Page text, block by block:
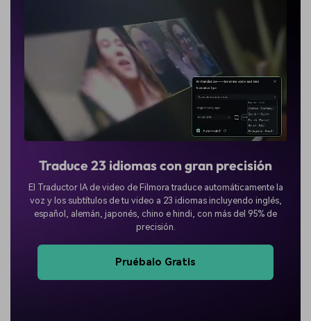
Traduce 23 idiomas con gran precisión
El Traductor IA de video de Filmora traduce automáticamente la
voz y los subtítulos de tu video a 23 idiomas incluyendo inglés,
español, alemán, japonés, chino e hindi, con más del 95% de
precisión.
Pruébalo Gratis